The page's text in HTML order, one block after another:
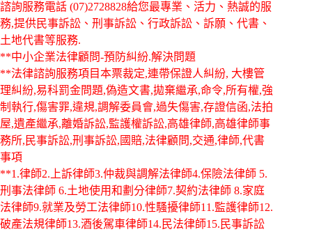
諮詢服務電話 (07)2728828給您最專業、活力、熱誠的服
務,提供民事訴訟、刑事訴訟、行政訴訟、訴願、代書、
土地代書等服務.
**中小企業法律顧問-預防糾紛.解決問題
**法律諮詢服務項目本票裁定,連帶保證人糾紛, 大樓管
理糾紛,易科罰金問題,偽造文書,拋棄繼承,命令,所有權,強
制執行,傷害罪,違規,調解委員會,過失傷害,存證信函,法拍
屋,遺產繼承,離婚訴訟,監護權訴訟,高雄律師,高雄律師事
務所,民事訴訟,刑事訴訟,國賠,法律顧問,交通,律師,代書
事項
**1.律師2.上訴律師3.仲裁與調解法律師4.保險法律師 5.
刑事法律師 6.土地使用和劃分律師7.契約法律師 8.家庭
法律師9.就業及勞工法律師10.性騷擾律師11.監護律師12.
破產法規律師13.酒後駕車律師14.民法律師15.民事訴訟